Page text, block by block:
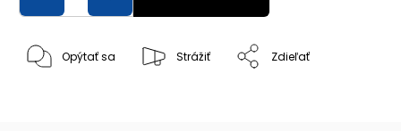
Opýtať sa Strážiť Zdieľať